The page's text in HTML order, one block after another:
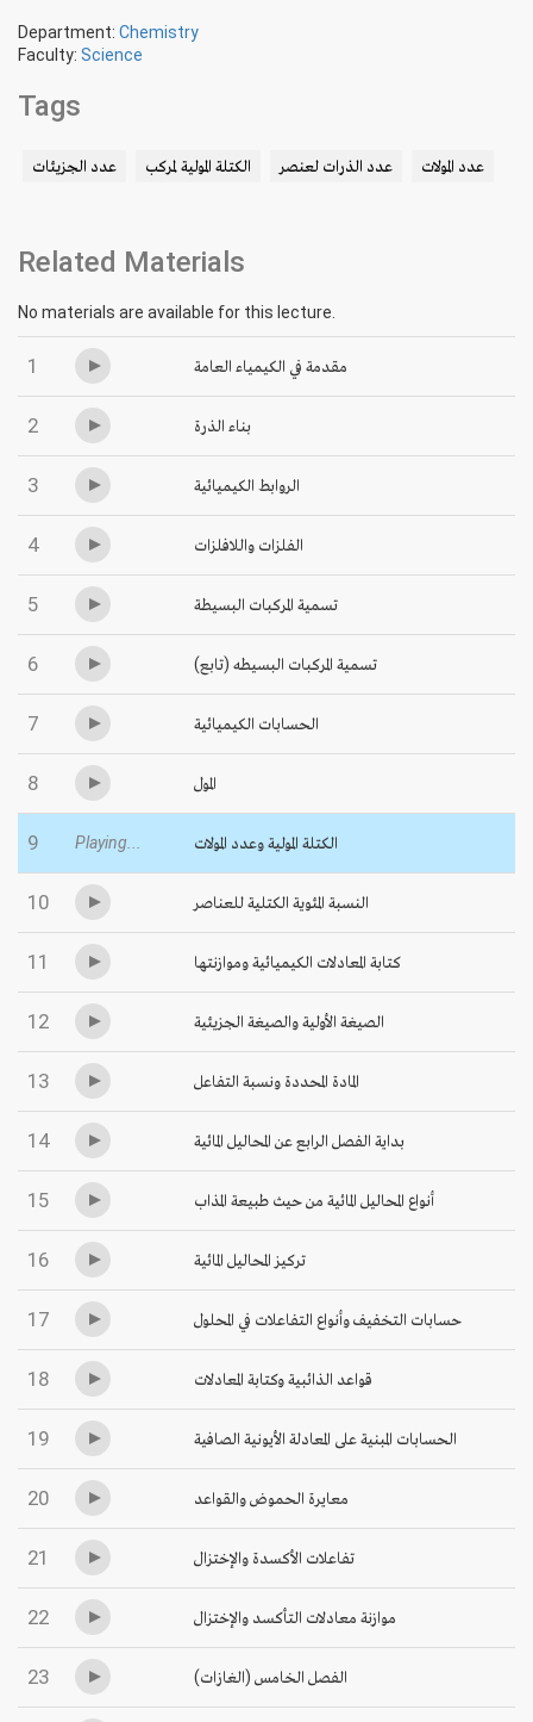
Department: Chemistry
Faculty: Science
Tags
عدد الجزيئات الكتلة المولية لمركب عدد الذرات لعنصر عدد المولات
Related Materials
No materials are available for this lecture.
1 مقدمة في الكيمياء العامة
2 بناء الذرة
3 الروابط الكيميائية
4 الفلزات واللافلزات
5 تسمية المركبات البسيطة
6 تسمية المركبات البسيطه (تابع)
7 الحسابات الكيميائية
8 المول
9 Playing... الكتلة المولية وعدد المولات
10 النسبة المئوية الكتلية للعناصر
11 كتابة المعادلات الكيميائية وموازنتها
12 الصيغة الأولية والصيغة الجزيئية
13 المادة المحددة ونسبة التفاعل
14 بداية الفصل الرابع عن المحاليل المائية
15 أنواع المحاليل المائية من حيث طبيعة المذاب
16 تركيز المحاليل المائية
17 حسابات التخفيف وأنواع التفاعلات في المحلول
18 قواعد الذائبية وكتابة المعادلات
19 الحسابات المبنية على المعادلة الأيونية الصافية
20 معايرة الحموض والقواعد
21 تفاعلات الأكسدة والإختزال
22 موازنة معادلات التأكسد والإختزال
23 الفصل الخامس (الغازات)